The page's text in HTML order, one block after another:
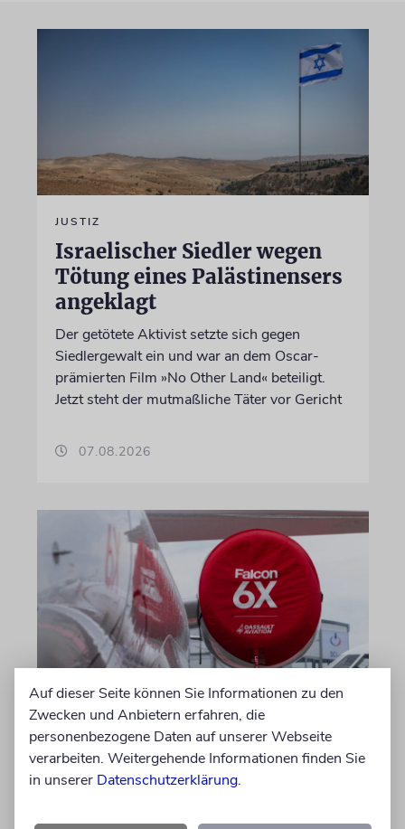
JUSTIZ
Israelischer Siedler wegen
Tötung eines Palästinensers
angeklagt
Der getötete Aktivist setzte sich gegen
Siedlergewalt ein und war an dem Oscar-
prämierten Film »No Other Land« beteiligt.
Jetzt steht der mutmaßliche Täter vor Gericht
07.08.2026
DUBLIN
Wegen Israel-Boykott:
Irisches Regierungsflugzeug
kann nicht mehr im Nebel
Auf dieser Seite können Sie Informationen zu den
Zwecken und Anbietern erfahren, die
personenbezogene Daten auf unserer Webseite
verarbeiten. Weitergehende Informationen finden Sie
in unserer Datenschutzerklärung.